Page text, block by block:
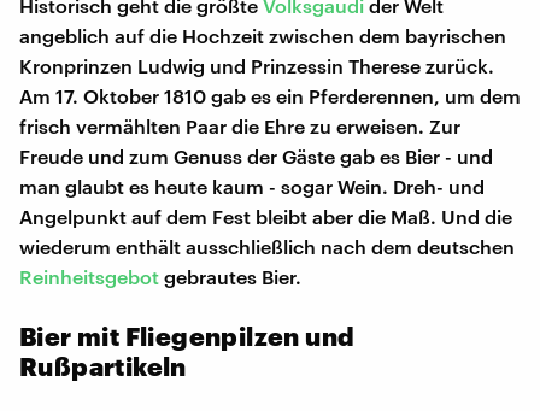
Historisch geht die größte Volksgaudi der Welt
angeblich auf die Hochzeit zwischen dem bayrischen
Kronprinzen Ludwig und Prinzessin Therese zurück.
Am 17. Oktober 1810 gab es ein Pferderennen, um dem
frisch vermählten Paar die Ehre zu erweisen. Zur
Freude und zum Genuss der Gäste gab es Bier - und
man glaubt es heute kaum - sogar Wein. Dreh- und
Angelpunkt auf dem Fest bleibt aber die Maß. Und die
wiederum enthält ausschließlich nach dem deutschen
Reinheitsgebot gebrautes Bier.
Bier mit Fliegenpilzen und
Rußpartikeln